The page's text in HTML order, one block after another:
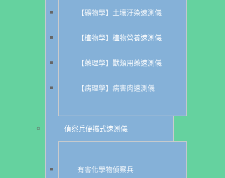
【礦物學】土壤汙染速測儀
【植物學】植物營養速測儀
【藥理學】獸類用藥速測儀
【病理學】病害肉速測儀
偵察兵便攜式速測儀
有害化學物偵察兵